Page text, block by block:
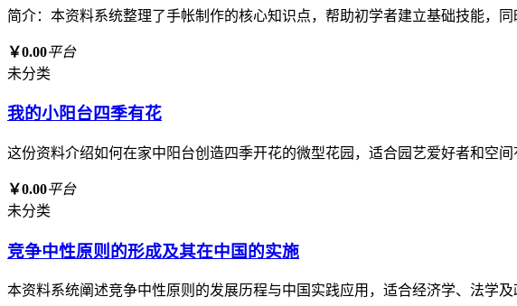
简介：本资料系统整理了手帐制作的核心知识点，帮助初学者建立基础技能，
￥0.00平台
未分类
我的小阳台四季有花
这份资料介绍如何在家中阳台创造四季开花的微型花园，适合园艺爱好者和空
￥0.00平台
未分类
竞争中性原则的形成及其在中国的实施
本资料系统阐述竞争中性原则的发展历程与中国实践应用，适合经济学、法学